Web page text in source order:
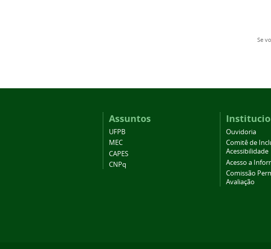
Se
Assuntos
UFPB
MEC
CAPES
CNPq
Ouvidoria
Comitê de
Acessibilidade
Acesso a
Comissão
Avaliação